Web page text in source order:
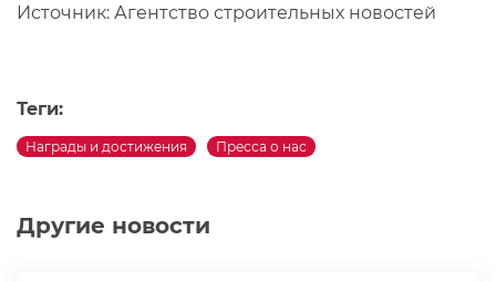
Другие новости
Источник: Агентство строительных новостей
Теги:
Награды и достижения Пресса о нас